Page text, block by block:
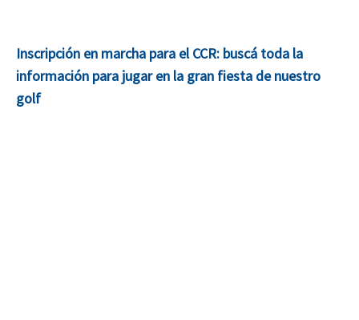
Inscripción en marcha para el CCR: buscá toda la
información para jugar en la gran fiesta de nuestro
golf